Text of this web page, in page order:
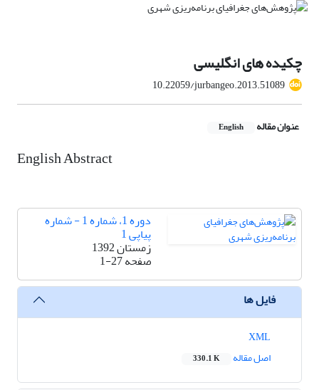
چکیده های انگلیسی
10.22059/jurbangeo.2013.51089
عنوان مقاله English
English Abstract
دوره 1، شماره 1 - شماره
پیاپی 1
زمستان 1392
صفحه1-27
فایل ها
اصل مقاله
330.1 K